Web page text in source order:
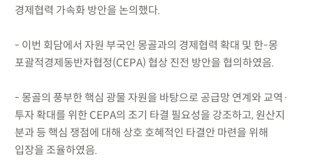
경제협력 가속화 방안을 논의했다.
- 이번 회담에서 자원 부국인 몽골과의 경제협력 확대 및 한-몽
포괄적경제동반자협정(CEPA) 협상 진전 방안을 협의하였음.
- 몽골의 풍부한 핵심 광물 자원을 바탕으로 공급망 연계와 교역·
투자 확대를 위한 CEPA의 조기 타결 필요성을 강조하고, 원산지
분과 등 핵심 쟁점에 대해 상호 호혜적인 타결안 마련을 위해
입장을 조율하였음.